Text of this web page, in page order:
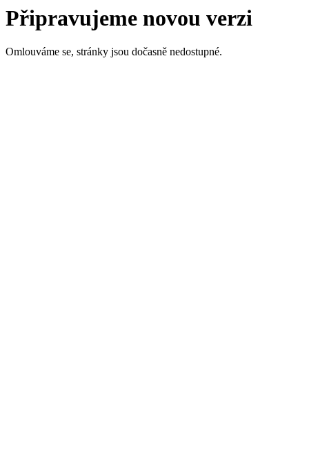
Připravujeme novou verzi
Omlouváme se, stránky jsou dočasně nedostupné.